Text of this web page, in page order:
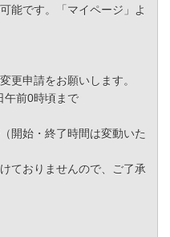
能です。「マイページ」よ
更申請をお願いします。
午前0時頃まで
開始・終了時間は変動いた
ておりませんので、ご了承